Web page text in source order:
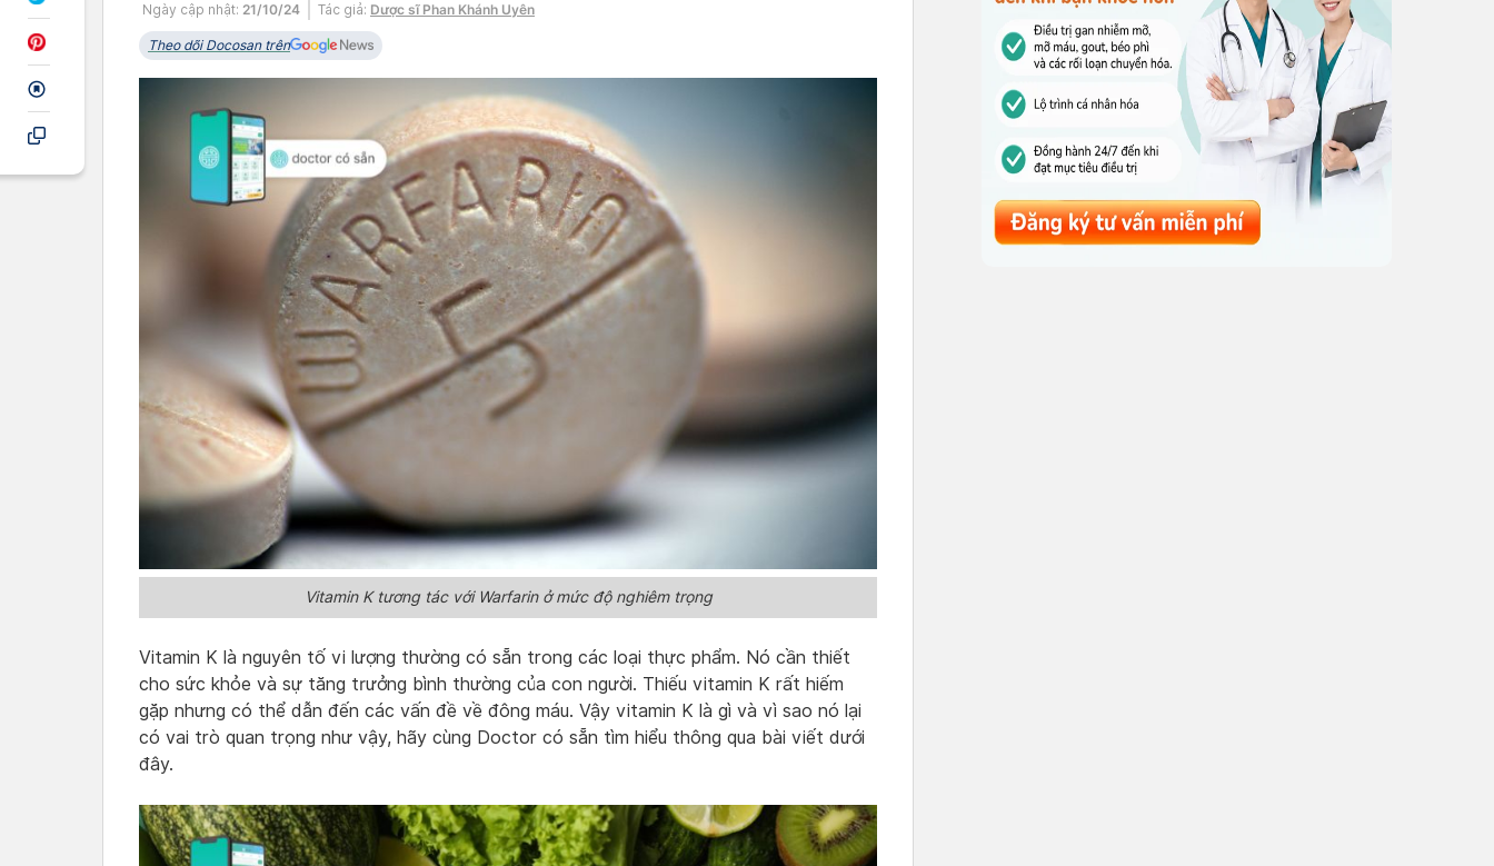
Ngày cập nhật: 21/10/24 Tác giả: Dược sĩ Phan Khánh Uyên
Theo dõi Docosan trên
Vitamin K tương tác với Warfarin ở mức độ nghiêm trọng
Vitamin K là nguyên tố vi lượng thường có sẵn trong các loại thực phẩm. Nó cần thiết
cho sức khỏe và sự tăng trưởng bình thường của con người. Thiếu vitamin K rất hiếm
gặp nhưng có thể dẫn đến các vấn đề về đông máu. Vậy vitamin K là gì và vì sao nó lại
có vai trò quan trọng như vậy, hãy cùng Doctor có sẵn tìm hiểu thông qua bài viết dưới
đây.